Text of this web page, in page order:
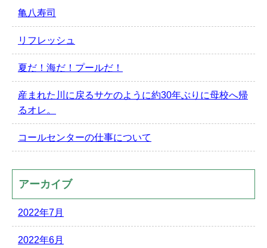
亀八寿司
リフレッシュ
夏だ！海だ！プールだ！
産まれた川に戻るサケのように約30年ぶりに母校へ帰
るオレ。
コールセンターの仕事について
アーカイブ
2022年7月
2022年6月